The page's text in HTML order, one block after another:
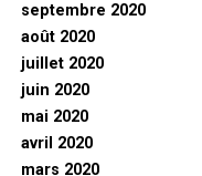
septembre 2020
août 2020
juillet 2020
juin 2020
mai 2020
avril 2020
mars 2020